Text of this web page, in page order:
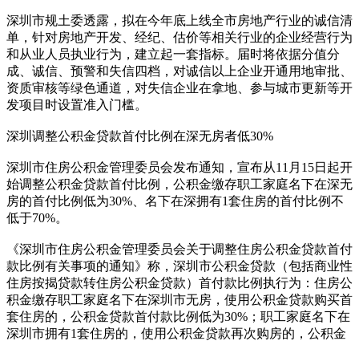
深圳市规土委透露，拟在今年底上线全市房地产行业的诚信清
单，针对房地产开发、经纪、估价等相关行业的企业经营行为
和从业人员执业行为，建立起一套指标。届时将依据分值分
成、诚信、预警和失信四档，对诚信以上企业开通用地审批、
资质审核等绿色通道，对失信企业在拿地、参与城市更新等开
发项目时设置准入门槛。
深圳调整公积金贷款首付比例在深无房者低30%
深圳市住房公积金管理委员会发布通知，宣布从11月15日起开
始调整公积金贷款首付比例，公积金缴存职工家庭名下在深无
房的首付比例低为30%、名下在深拥有1套住房的首付比例不
低于70%。
《深圳市住房公积金管理委员会关于调整住房公积金贷款首付
款比例有关事项的通知》称，深圳市公积金贷款（包括商业性
住房按揭贷款转住房公积金贷款）首付款比例执行为：住房公
积金缴存职工家庭名下在深圳市无房，使用公积金贷款购买首
套住房的，公积金贷款首付款比例低为30%；职工家庭名下在
深圳市拥有1套住房的，使用公积金贷款再次购房的，公积金